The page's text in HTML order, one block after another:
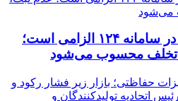
ثبت قیمت کالا و خدمات در سامانه ۱۲۴ الزامی است؛